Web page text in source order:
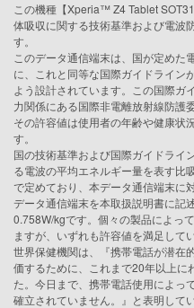
この機種【Xperia™ Z4 Tablet
体吸収に関する技術基準および電波
す。
このデータ通信端末は、国が定めた
に、これと同等な国際ガイドライン
よう設計されています。この国際ガ
力関係にある国際非電離放射線防護
その許容値は使用者の年齢や健康状
す。
国の技術基準および国際ガイドライ
る電波の平均エネルギー量を表す比
で定めており、本データ通信端末に
データ通信端末を本取扱説明書に記
0.758W/kgです。個々の製品によっ
ますが、いずれも許容値を満足してい
世界保健機関は、『携帯電話が潜在
価するために、これまで20年以上に
た。今日まで、携帯電話使用によっ
確立されていません。』と表明してい